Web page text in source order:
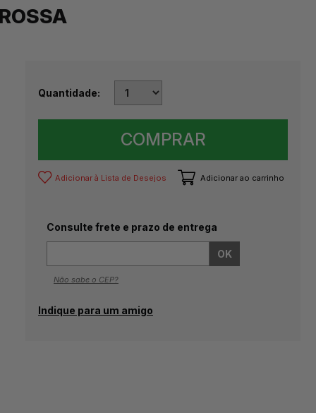
Quantidade
COMPRAR
Adicionar à Lista de Desejos Adicionar ao carrinho
Consulte frete e prazo de entrega
Não sabe o CEP?
Indique para um amigo